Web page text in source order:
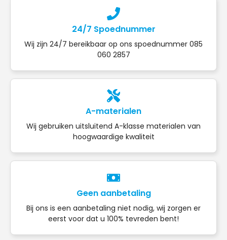
24/7 Spoednummer
Wij zijn 24/7 bereikbaar op ons spoednummer 085
060 2857
A-materialen
Wij gebruiken uitsluitend A-klasse materialen van
hoogwaardige kwaliteit
Geen aanbetaling
Bij ons is een aanbetaling niet nodig, wij zorgen er
eerst voor dat u 100% tevreden bent!